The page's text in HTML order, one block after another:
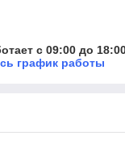
с 09:00 до
график работы